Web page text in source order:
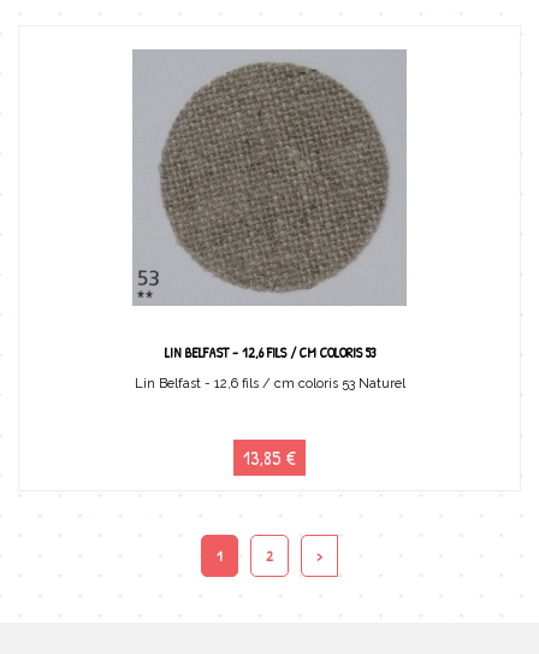
LIN BELFAST - 12,6 FILS / CM COLORIS 53
Lin Belfast - 12,6 fils / cm coloris 53 Naturel
13,85 €
1 2 >